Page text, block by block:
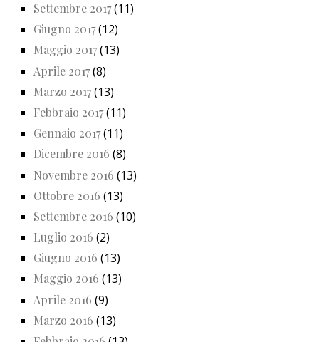
Settembre 2017(11)
Giugno 2017(12)
Maggio 2017(13)
Aprile 2017(8)
Marzo 2017(13)
Febbraio 2017(11)
Gennaio 2017(11)
Dicembre 2016 (8)
Novembre 2016 (13)
Ottobre 2016 (13)
Settembre 2016 (10)
Luglio 2016 (2)
Giugno 2016 (13)
Maggio 2016 (13)
Aprile 2016 (9)
Marzo 2016 (13)